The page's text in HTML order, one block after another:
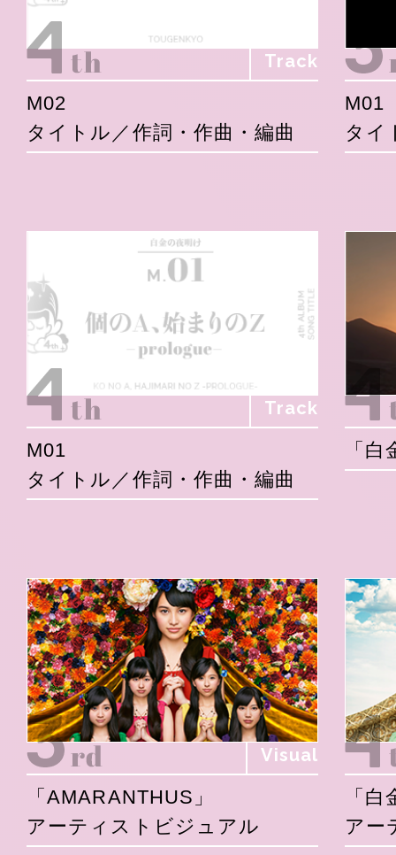
Track
M02
タイトル／作詞・作曲・編曲
M01
タイ
Track
M01
タイトル／作詞・作曲・編曲
「
Visual
「AMARANTHUS」
アーティストビジュアル
「
アー